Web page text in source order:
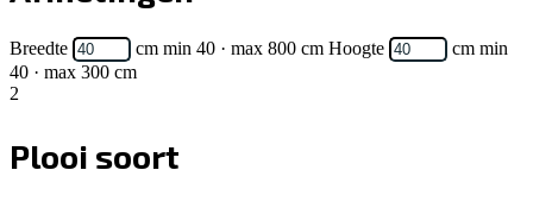
Breedte cm min 40 · max 800 cm Hoogte cm min
40 · max 300 cm
2
Plooi soort